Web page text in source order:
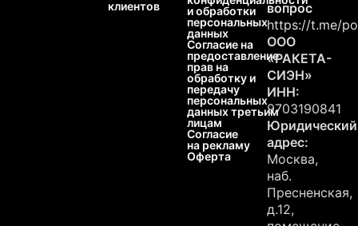
клиентов
и обработки
персональных
данных
Согласие на
предоставление
прав на
обработку и
передачу
персональных
данных третьим
лицам
Согласие
на рекламу
Оферта
вопрос
https://t.me/
ООО
«РАКЕТА-
СИЭН»
ИНН:
9703190841
Юридический
адрес:
Москва,
наб.
Пресненская,
д.12,